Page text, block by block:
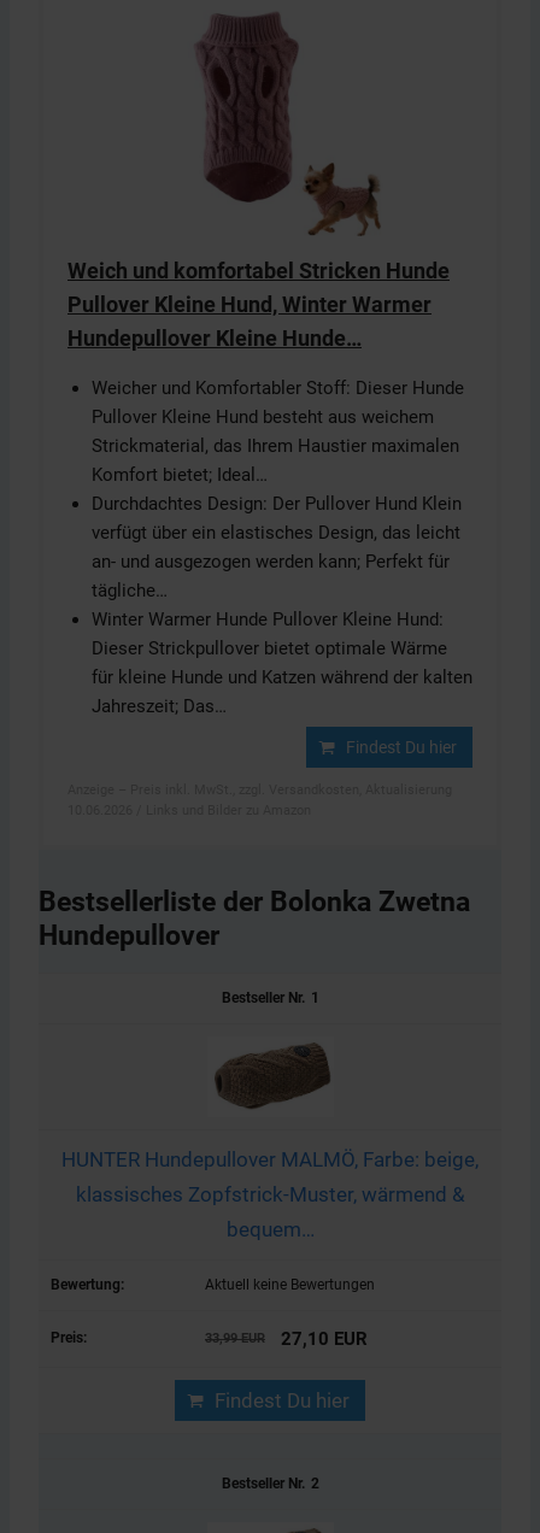
Weich und komfortabel Stricken Hunde
Pullover Kleine Hund, Winter Warmer
Hundepullover Kleine Hunde…
Weicher und Komfortabler Stoff: Dieser Hunde
Pullover Kleine Hund besteht aus weichem
Strickmaterial, das Ihrem Haustier maximalen
Komfort bietet; Ideal…
Durchdachtes Design: Der Pullover Hund Klein
verfügt über ein elastisches Design, das leicht
an- und ausgezogen werden kann; Perfekt für
tägliche…
Winter Warmer Hunde Pullover Kleine Hund:
Dieser Strickpullover bietet optimale Wärme
für kleine Hunde und Katzen während der kalten
Jahreszeit; Das…
Findest Du hier
Bestsellerliste der Bolonka Zwetna
Hundepullover
1
HUNTER Hundepullover MALMÖ, Farbe: beige,
klassisches Zopfstrick-Muster, wärmend &
bequem…
Aktuell keine Bewertungen
33,99 EUR 27,10 EUR
Findest Du hier
2